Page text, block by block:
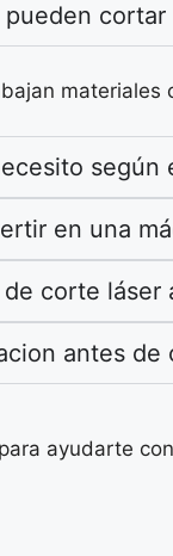
en una
corte láser
antes de
ayudarte